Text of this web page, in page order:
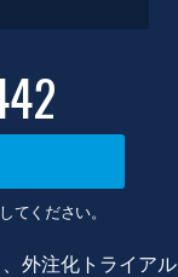
てください。
外注化トライアル